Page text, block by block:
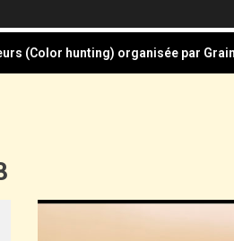
mois de mars sur le thème :
pour le Festival Photographie